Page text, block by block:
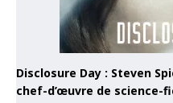
Disclosure Day : Steven
chef-d’œuvre de science-